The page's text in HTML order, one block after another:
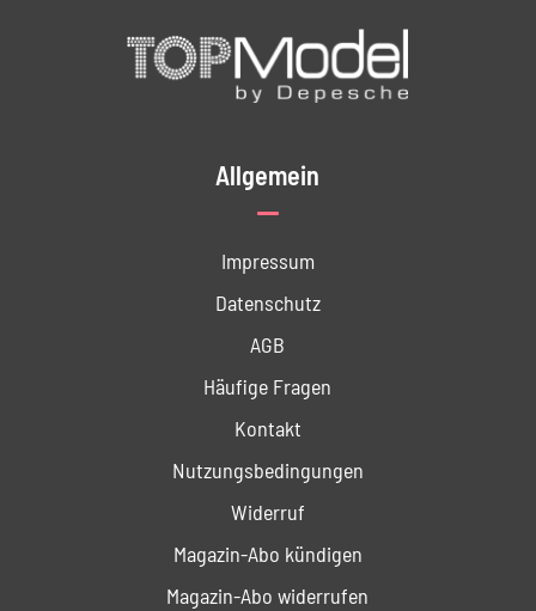
Allgemein
Impressum
Datenschutz
AGB
Häufige Fragen
Kontakt
Nutzungs­bedingungen
Widerruf
Magazin-Abo kündigen
Magazin-Abo widerrufen